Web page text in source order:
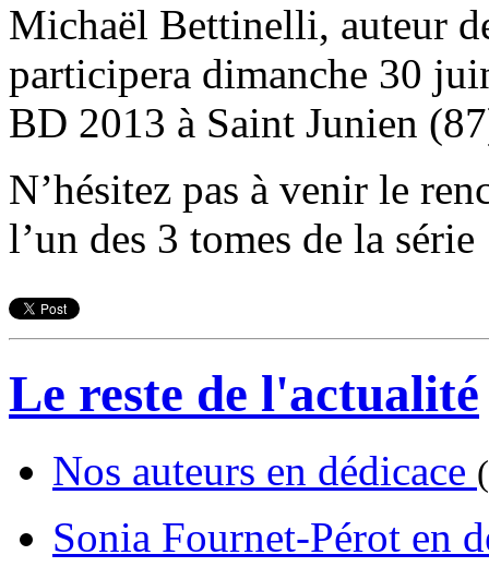
Michaël Bettinelli, auteur
participera dimanche 30
BD 2013 à Saint Junien
N’hésitez pas à venir le
l’un des 3 tomes de la série
Le reste de l'actualité
Nos auteurs en dédicace
Sonia Fournet-Pérot en